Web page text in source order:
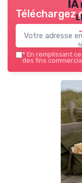
IA
Téléchargez
* En remplissant
des fins